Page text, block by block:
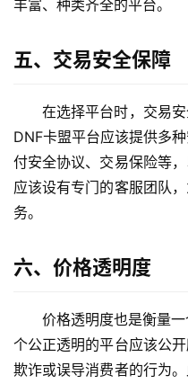
丰富、种类齐全的平台。
五、交易安全保障
在选择平台时，交易
DNF卡盟平台应该提供多
付安全协议、交易保险等
应该设有专门的客服团队
务。
六、价格透明度
价格透明度也是衡量
个公正透明的平台应该公
欺诈或误导消费者的行为